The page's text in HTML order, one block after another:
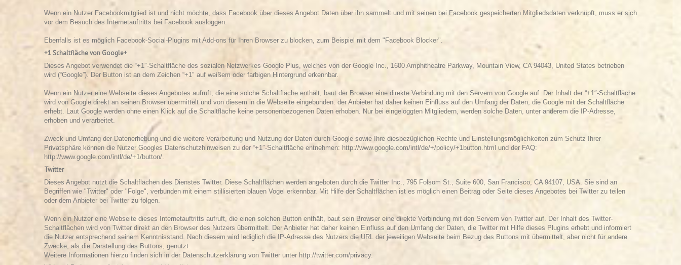
Wenn ein Nutzer Facebookmitglied ist und nicht möchte, dass Facebook über dieses Angebot Daten über ihn sammelt und mit seinen bei Facebook gespeicherten Mitgliedsdaten verknüpft, muss er sich
vor dem Besuch des Internetauftritts bei Facebook ausloggen.
Ebenfalls ist es möglich Facebook-Social-Plugins mit Add-ons für Ihren Browser zu blocken, zum Beispiel mit dem " Facebook Blocker".
+1 Schaltfläche von Google+
Dieses Angebot verwendet die “+1″-Schaltfläche des sozialen Netzwerkes Google Plus, welches von der Google Inc., 1600 Amphitheatre Parkway, Mountain View, CA 94043, United States betrieben
wird (“Google”). Der Button ist an dem Zeichen “+1″ auf weißem oder farbigen Hintergrund erkennbar.
Wenn ein Nutzer eine Webseite dieses Angebotes aufruft, die eine solche Schaltfläche enthält, baut der Browser eine direkte Verbindung mit den Servern von Google auf. Der Inhalt der “+1″-Schaltfläche
wird von Google direkt an seinen Browser übermittelt und von diesem in die Webseite eingebunden. der Anbieter hat daher keinen Einfluss auf den Umfang der Daten, die Google mit der Schaltfläche
erhebt. Laut Google werden ohne einen Klick auf die Schaltfläche keine personenbezogenen Daten erhoben. Nur bei eingeloggten Mitgliedern, werden solche Daten, unter anderem die IP-Adresse,
erhoben und verarbeitet.
Zweck und Umfang der Datenerhebung und die weitere Verarbeitung und Nutzung der Daten durch Google sowie Ihre diesbezüglichen Rechte und Einstellungsmöglichkeiten zum Schutz Ihrer
Privatsphäre können die Nutzer Googles Datenschutzhinweisen zu der “+1″-Schaltfläche entnehmen: http://www.google.com/intl/de/+/policy/+1button.html und der FAQ:
http://www.google.com/intl/de/+1/button/.
Twitter
Dieses Angebot nutzt die Schaltflächen des Dienstes Twitter. Diese Schaltflächen werden angeboten durch die Twitter Inc., 795 Folsom St., Suite 600, San Francisco, CA 94107, USA. Sie sind an
Begriffen wie "Twitter" oder "Folge", verbunden mit einem stillisierten blauen Vogel erkennbar. Mit Hilfe der Schaltflächen ist es möglich einen Beitrag oder Seite dieses Angebotes bei Twitter zu teilen
oder dem Anbieter bei Twitter zu folgen.
Wenn ein Nutzer eine Webseite dieses Internetauftritts aufruft, die einen solchen Button enthält, baut sein Browser eine direkte Verbindung mit den Servern von Twitter auf. Der Inhalt des Twitter-
Schaltflächen wird von Twitter direkt an den Browser des Nutzers übermittelt. Der Anbieter hat daher keinen Einfluss auf den Umfang der Daten, die Twitter mit Hilfe dieses Plugins erhebt und informiert
die Nutzer entsprechend seinem Kenntnisstand. Nach diesem wird lediglich die IP-Adresse des Nutzers die URL der jeweiligen Webseite beim Bezug des Buttons mit übermittelt, aber nicht für andere
Zwecke, als die Darstellung des Buttons, genutzt.
Weitere Informationen hierzu finden sich in der Datenschutzerklärung von Twitter unter http://twitter.com/privacy.